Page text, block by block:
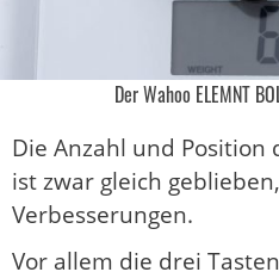
Der Wahoo ELEMNT
Die Anzahl und Position
ist zwar gleich
Verbesserungen.
Vor allem die drei